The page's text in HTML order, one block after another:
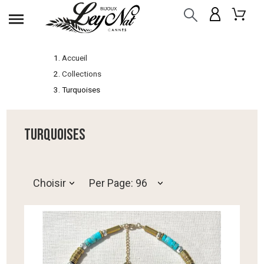
Accueil
Collections
Turquoises
TURQUOISES
Choisir Per Page: 96